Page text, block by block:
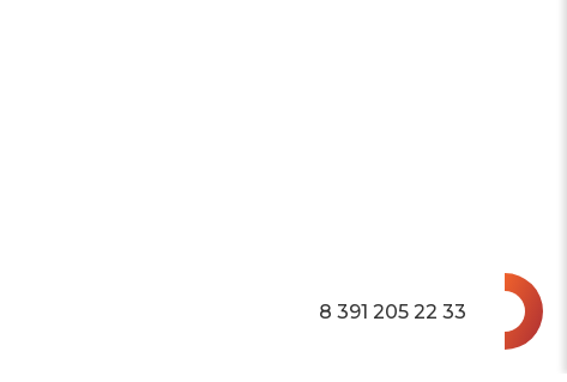
8 391 205 22 33